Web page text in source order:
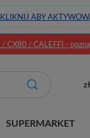
KLIKNIJ ABY
CX80 / CALEFFI -
zł
SUPERMARKET